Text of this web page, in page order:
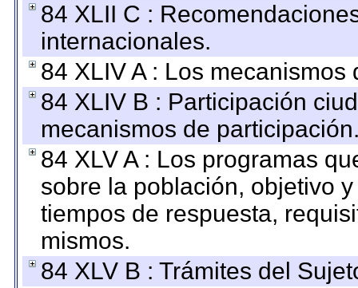
84 XLII C :
internacionales.
84 XLIV A : Los
84 XLIV B : Participación
mecanismos de
84 XLV A : Los programas
sobre la población, objetivo
tiempos de respuesta,
mismos.
84 XLV B : Trámites del